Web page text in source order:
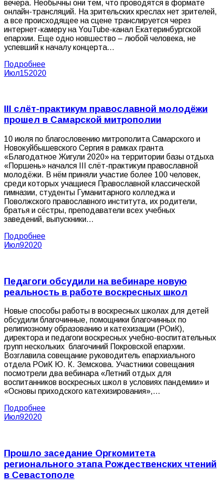
вечера. Необычны они тем, что проводятся в формате
онлайн-трансляций. На зрительских креслах нет зрителей,
а все происходящее на сцене транслируется через
интернет-камеру на YouTube-канал Екатеринбургской
епархии. Еще одно новшество – любой человека, не
успевший к началу концерта…
Подробнее
Июл152020
III слёт-практикум православной молодёжи
прошел в Самарской митрополии
10 июля по благословению митрополита Самарского и
Новокуйбышевского Сергия в рамках гранта
«Благодатное Жигули 2020» на территории базы отдыха
«Поршень» начался III слёт-практикум православной
молодёжи. В нём приняли участие более 100 человек,
среди которых учащиеся Православной классической
гимназии, студенты Гуманитарного колледжа и
Поволжского православного института, их родители,
братья и сёстры, преподаватели всех учебных
заведений, выпускники…
Подробнее
Июл92020
Педагоги обсудили на вебинаре новую
реальность в работе воскресных школ
Новые способы работы в воскресных школах для детей
обсудили благочинные, помощники благочинных по
религиозному образованию и катехизации (РОиК),
директора и педагоги воскресных учебно-воспитательных
групп нескольких благочиний Покровской епархии.
Возглавила совещание руководитель епархиального
отдела РОиК Ю. К. Земскова. Участники совещания
посмотрели два вебинара «Летний отдых для
воспитанников воскресных школ в условиях пандемии» и
«Основы приходского катехизирования»,…
Подробнее
Июл92020
Прошло заседание Оргкомитета
регионального этапа Рождественских чтений
в Севастополе